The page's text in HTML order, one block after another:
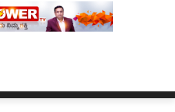
ಆಡಿಯೋ ಕ್ಲಿಪ್ ಅನ್ನು